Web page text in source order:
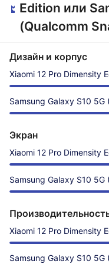
Edition или
(Qualcomm
Дизайн и корпус
Xiaomi 12 Pro Dimensity
Samsung Galaxy S10
Экран
Xiaomi 12 Pro Dimensity
Samsung Galaxy S10
Xiaomi 12 Pro Dimensity
Samsung Galaxy S10